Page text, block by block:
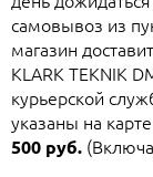
самовывоз из
магазин
KLARK TEKNIK
курьерской
указаны на
500 руб.